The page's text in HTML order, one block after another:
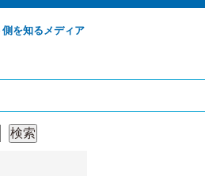
を知るメディア
検索